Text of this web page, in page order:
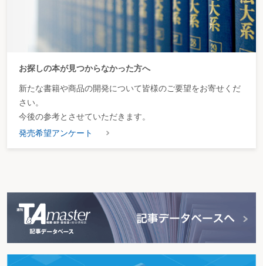
お探しの本が見つからなかった方へ
新たな書籍や商品の開発について皆様のご要望をお寄せくだ
さい。
今後の参考とさせていただきます。
発売希望アンケート